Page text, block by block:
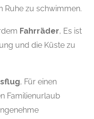
Ruhe zu schwimmen.
Fahrräder, Es ist
und die Küste zu
, Für einen
Familienurlaub